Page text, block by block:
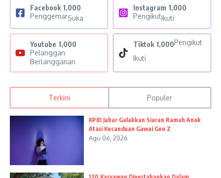
Facebook 1,000
PenggemarSuka
Instagram 1,000
PengikutIkuti
Youtube 1,000
Pelanggan
Berlangganan
Tiktok 1,000Pengikut
Ikuti
Terkini Populer
KPID Jabar Galakkan Siaran Ramah Anak
Atasi Kecanduan Gawai Gen Z
Agu 06, 2026